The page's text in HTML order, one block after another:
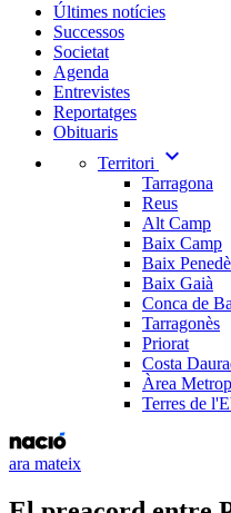
Últimes notícies
Successos
Societat
Agenda
Entrevistes
Reportatges
Obituaris
Territori
expand_more
Tarragona
Reus
Alt Camp
Baix Camp
Baix
Baix Gaià
Conca de
Tarragonès
Priorat
Costa
Àrea
Terres de
ara mateix